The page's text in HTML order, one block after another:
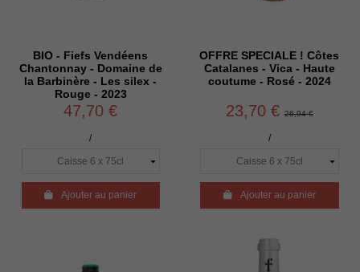
BIO - Fiefs Vendéens
Chantonnay - Domaine de
la Barbinère - Les silex -
Rouge - 2023
47,70 €
/
Ajouter au panier
OFFRE SPECIALE ! Côtes
Catalanes - Vica - Haute
coutume - Rosé - 2024
23,70 € 26,94 €
/
Ajouter au panier